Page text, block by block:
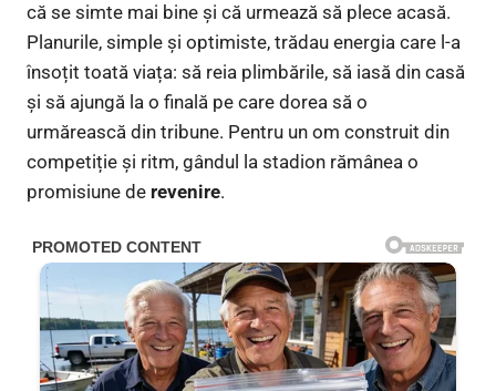
că se simte mai bine și că urmează să plece acasă.
Planurile, simple și optimiste, trădau energia care l-a
însoțit toată viața: să reia plimbările, să iasă din casă
și să ajungă la o finală pe care dorea să o
urmărească din tribune. Pentru un om construit din
competiție și ritm, gândul la stadion rămânea o
promisiune de revenire.